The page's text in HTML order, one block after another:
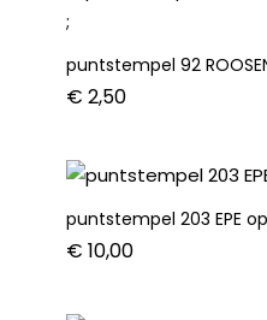
aantal
puntstempel 92
€ 2,50
puntstempel 203 EPE
€ 10,00